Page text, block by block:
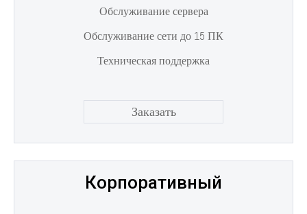
Обслуживание сервера
Обслуживание сети до 15 ПК
Техническая поддержка
Заказать
Корпоративный